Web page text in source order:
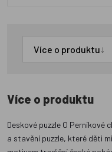
Více o produktu↓
Více o produktu
Deskové puzzle O Perníkové
a stavění puzzle, které děti